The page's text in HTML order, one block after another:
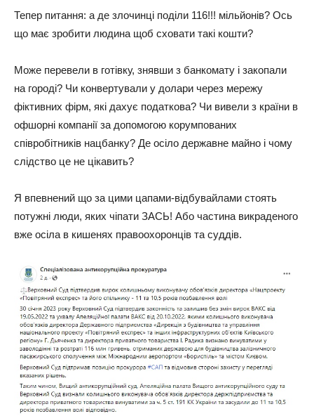
Тепер питання: а де злочинці поділи 116!!! мільйонів? Ось
що має зробити людина щоб сховати такі кошти?
Може перевели в готівку, знявши з банкомату і закопали
на городі? Чи конвертували у долари через мережу
фіктивних фірм, які дахує податкова? Чи вивели з країни в
офшорні компанії за допомогою корумпованих
співробітників нацбанку? Де осіло державне майно і чому
слідство це не цікавить?
Я впевнений що за цими цапами-відбувайлами стоять
потужні люди, яких чіпати ЗАСЬ! Або частина викраденого
вже осіла в кишенях правоохоронців та суддів.